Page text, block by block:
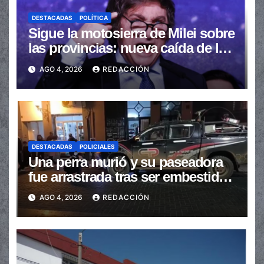
DESTACADAS POLÍTICA
Sigue la motosierra de Milei sobre
las provincias: nueva caída de las
transferencias no automáticas
AGO 4, 2026 REDACCIÓN
DESTACADAS POLICIALES
Una perra murió y su paseadora
fue arrastrada tras ser embestidas
en la senda peatonal
AGO 4, 2026 REDACCIÓN